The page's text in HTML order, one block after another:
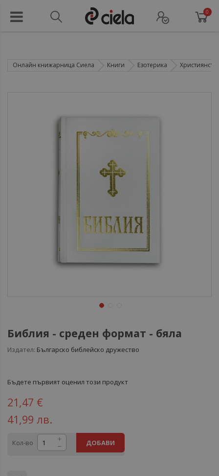
0
Онлайн книжарница Сиела Книги Езотерика
Библия - среден формат - бяла
Издател: Българско библейско дружество
Бъдете първият оценил този продукт
21,47 €
41,99 лв.
Кол-во ДОБАВИ